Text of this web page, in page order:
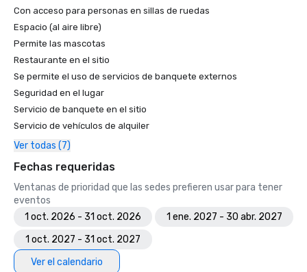
Con acceso para personas en sillas de ruedas
Espacio (al aire libre)
Permite las mascotas
Restaurante en el sitio
Se permite el uso de servicios de banquete externos
Seguridad en el lugar
Servicio de banquete en el sitio
Servicio de vehículos de alquiler
Ver todas (7)
Fechas requeridas
Ventanas de prioridad que las sedes prefieren usar para tener
eventos
1 oct. 2026 - 31 oct. 2026
1 ene. 2027 - 30 abr. 2027
1 oct. 2027 - 31 oct. 2027
Ver el calendario